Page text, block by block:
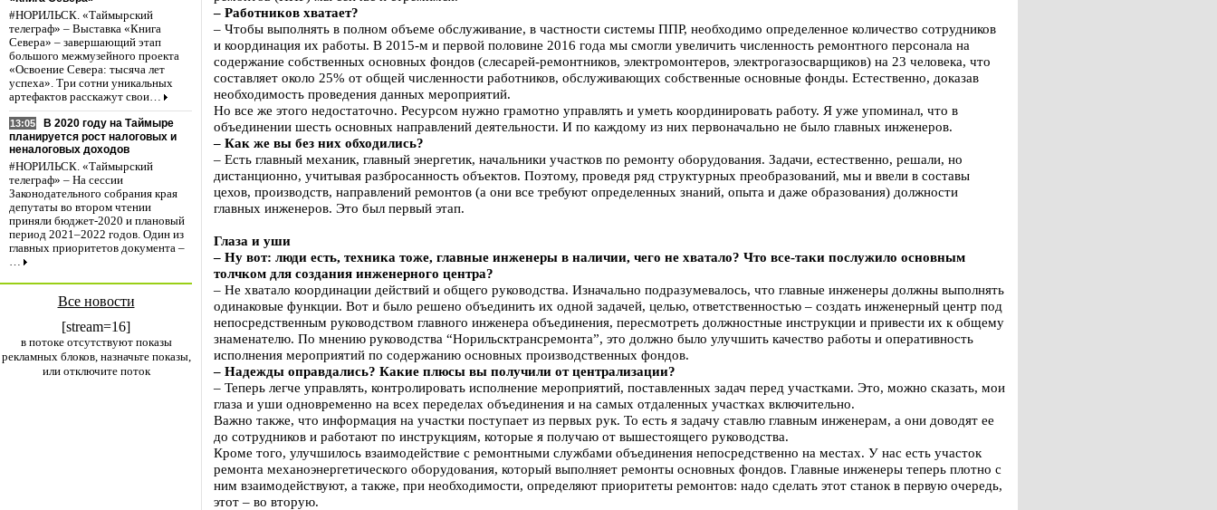
#НОРИЛЬСК. «Таймырский
телеграф» – Выставка «Книга
Севера» – завершающий этап
большого межмузейного проекта
«Освоение Севера: тысяча лет
успеха». Три сотни уникальных
артефактов расскажут свои…
13:05
В 2020 году на Таймыре
планируется рост налоговых и
неналоговых доходов
#НОРИЛЬСК. «Таймырский
телеграф» – На сессии
Законодательного собрания края
депутаты во втором чтении
приняли бюджет-2020 и плановый
период 2021–2022 годов. Один из
главных приоритетов документа –
…
Все новости
[stream=16]
в потоке отсутствуют показы
рекламных блоков, назначьте показы,
или отключите поток
– Работников хватает?
– Чтобы выполнять в полном объеме обслуживание, в частности системы ППР, необходимо определенное количество сотрудников
и координация их работы. В 2015-м и первой половине 2016 года мы смогли увеличить численность ремонтного персонала на
содержание собственных основных фондов (слесарей-ремонтников, электромонтеров, электрогазосварщиков) на 23 человека, что
составляет около 25% от общей численности работников, обслуживающих собственные основные фонды. Естественно, доказав
необходимость проведения данных мероприятий.
Но все же этого недостаточно. Ресурсом нужно грамотно управлять и уметь координировать работу. Я уже упоминал, что в
объединении шесть основных направлений деятельности. И по каждому из них первоначально не было главных инженеров.
– Как же вы без них обходились?
– Есть главный механик, главный энергетик, начальники участков по ремонту оборудования. Задачи, естественно, решали, но
дистанционно, учитывая разбросанность объектов. Поэтому, проведя ряд структурных преобразований, мы и ввели в составы
цехов, производств, направлений ремонтов (а они все требуют определенных знаний, опыта и даже образования) должности
главных инженеров. Это был первый этап.
Глаза и уши
– Ну вот: люди есть, техника тоже, главные инженеры в наличии, чего не хватало? Что все-таки послужило основным
толчком для создания инженерного центра?
– Не хватало координации действий и общего руководства. Изначально подразумевалось, что главные инженеры должны выполнять
одинаковые функции. Вот и было решено объединить их одной задачей, целью, ответственностью – создать инженерный центр под
непосредственным руководством главного инженера объединения, пересмотреть должностные инструкции и привести их к общему
знаменателю. По мнению руководства “Норильсктрансремонта”, это должно было улучшить качество работы и оперативность
исполнения мероприятий по содержанию основных производственных фондов.
– Надежды оправдались? Какие плюсы вы получили от централизации?
– Теперь легче управлять, контролировать исполнение мероприятий, поставленных задач перед участками. Это, можно сказать, мои
глаза и уши одновременно на всех переделах объединения и на самых отдаленных участках включительно.
Важно также, что информация на участки поступает из первых рук. То есть я задачу ставлю главным инженерам, а они доводят ее
до сотрудников и работают по инструкциям, которые я получаю от вышестоящего руководства.
Кроме того, улучшилось взаимодействие с ремонтными службами объединения непосредственно на местах. У нас есть участок
ремонта механоэнергетического оборудования, который выполняет ремонты основных фондов. Главные инженеры теперь плотно с
ним взаимодействуют, а также, при необходимости, определяют приоритеты ремонтов: надо сделать этот станок в первую очередь,
этот – во вторую.